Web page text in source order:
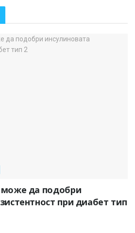
да подобри
при диабет тип